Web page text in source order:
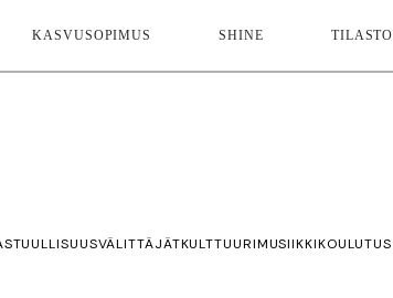
KASVUSOPIMUS SHINE
VÄLITTÄJÄTKULTTUURIMUSIIKKIKOULUTUS